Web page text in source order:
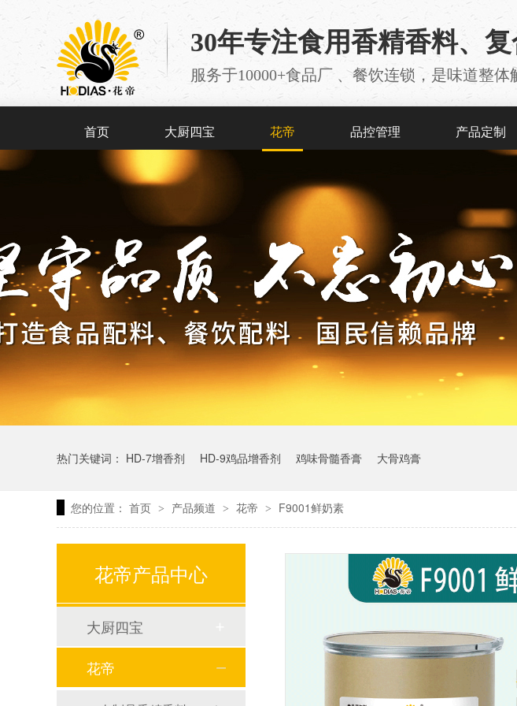
30年专注食用香精香料、
服务于10000+食品厂 、餐饮连锁，是味道整体
首页 大厨四宝 花帝 品控管理 产品定制
热门关键词： HD-7增香剂 HD-9鸡品增香剂 鸡味骨髓香膏 大骨鸡膏
您的位置： 首页 > 产品频道 > 花帝 > F9001鲜奶素
花帝产品中心
大厨四宝
花帝